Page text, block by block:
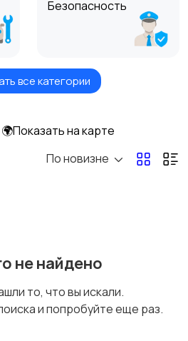
Безопасность
Высший менеджмент
все категории
🌍Показать на карте
По новизне
не найдено
то, что вы искали.
и попробуйте еще раз.